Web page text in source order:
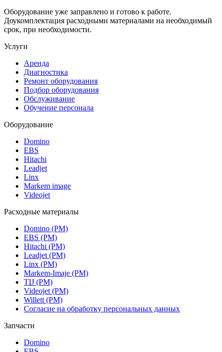
Оборудование уже заправлено и готово к работе.
Доукомплектация расходными материалами на необходимый
срок, при необходимости.
Услуги
Аренда
Диагностика
Ремонт оборудования
Подбор оборудования
Обслуживание
Обучение персонала
Оборудование
Domino
EBS
Hitachi
Leadjet
Linx
Markem image
Videojet
Расходные материалы
Domino (РМ)
EBS (РМ)
Hitachi (РМ)
Leadjet (РМ)
Linx (РМ)
Markem-Imaje (РМ)
TIJ (РМ)
Videojet (РМ)
Willett (РМ)
Согласие на обработку персональных данных
Запчасти
Domino